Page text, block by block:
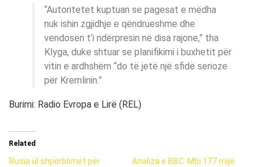
“Autoritetet kuptuan se pagesat e mëdha
nuk ishin zgjidhje e qëndrueshme dhe
vendosën t’i ndërpresin në disa rajone,” tha
Klyga, duke shtuar se planifikimi i buxhetit për
vitin e ardhshëm “do të jetë një sfidë serioze
për Kremlinin.”
Burimi: Radio Evropa e Lirë (REL)
Related
Rusia ul shpërblimet për
Analiza e BBC: Mbi 177 mijë